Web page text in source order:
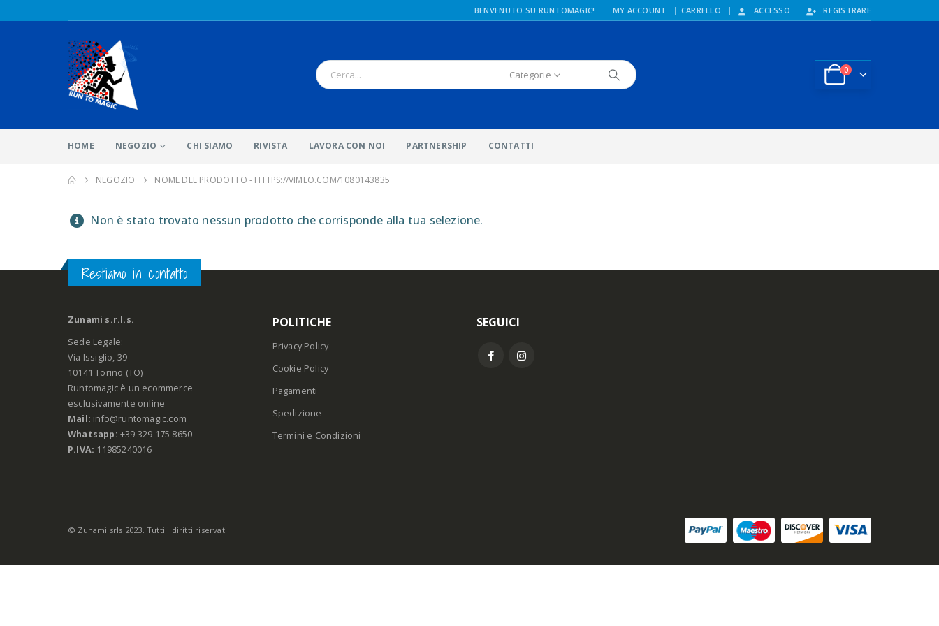
BENVENUTO SU RUNTOMAGIC! | MY ACCOUNT CARRELLO ACCESSO REGISTRARE
Categorie 0
HOME NEGOZIO CHI SIAMO RIVISTA LAVORA CON NOI PARTNERSHIP CONTATTI
NEGOZIO NOME DEL PRODOTTO - HTTPS://VIMEO.COM/1080143835
Non è stato trovato nessun prodotto che corrisponde alla tua selezione.
Restiamo in contatto
Zunami s.r.l.s.
Sede Legale:
Via Issiglio, 39
10141 Torino (TO)
Runtomagic è un ecommerce
esclusivamente online
Mail: info@runtomagic.com
Whatsapp: +39 329 175 8650
P.IVA: 11985240016
POLITICHE
Privacy Policy
Cookie Policy
Pagamenti
Spedizione
Termini e Condizioni
SEGUICI
© Zunami srls 2023. Tutti i diritti riservati